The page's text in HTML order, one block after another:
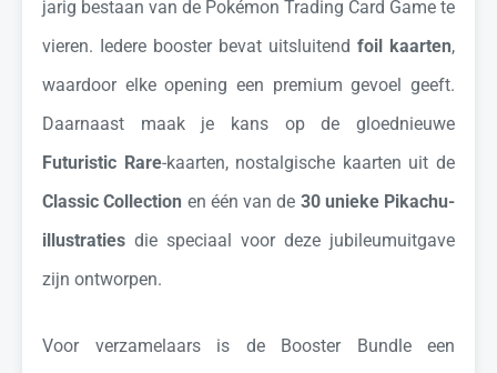
jarig bestaan van de Pokémon Trading Card Game te
vieren. Iedere booster bevat uitsluitend foil kaarten,
waardoor elke opening een premium gevoel geeft.
Daarnaast maak je kans op de gloednieuwe
Futuristic Rare-kaarten, nostalgische kaarten uit de
Classic Collection en één van de 30 unieke Pikachu-
illustraties die speciaal voor deze jubileumuitgave
zijn ontworpen.
Voor verzamelaars is de Booster Bundle een